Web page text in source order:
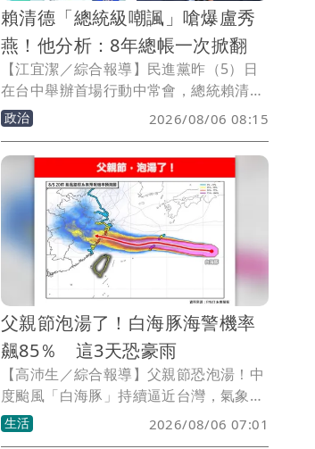
賴清德「總統級嘲諷」嗆爆盧秀
燕！他分析：8年總帳一次掀翻
【江宜潔／綜合報導】民進黨昨（5）日
在台中舉辦首場行動中常會，總統賴清德
也罕見對台中市長盧秀燕市政動怒，不僅
砲轟其個人滿意度遠遠不及高雄市長陳其
邁，甚至拿「藍隊友」來打臉表現不如雲
林、南投、苗栗，且只勉勉強強贏過彰
化。台灣青年民主協會理事張育萌感嘆，
如今賴清德全程沒看稿嗆爆盧秀燕、還祭
出總統級嘲諷，「就不要怪他跑到妳地盤
把八年總帳一次掀翻。」
政治 2026/08/06 08:15
父親節泡湯了！白海豚海警機率
飆85％ 這3天恐豪雨
【高沛生／綜合報導】父親節恐泡湯！中
度颱風「白海豚」持續逼近台灣，氣象專
家林得恩表示，目前西北太平洋至南海海
域共有3個颱風，其中「鯨魚」及「昌
生活 2026/08/06 07:01